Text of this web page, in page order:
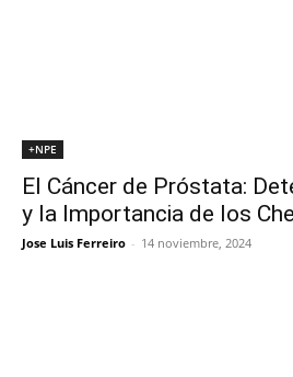
+NPE
El Cáncer de Próstata:
y la Importancia de los
Jose Luis Ferreiro - 14 noviembre, 2024